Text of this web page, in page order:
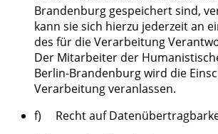
Brandenburg gespeichert sind,
kann sie sich hierzu jederzeit an
des für die Verarbeitung
Der Mitarbeiter der
Berlin-Brandenburg wird die
Verarbeitung veranlassen.
f) Recht auf